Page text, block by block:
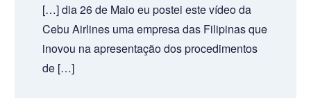
[…] dia 26 de Maio eu postei este vídeo da
Cebu Airlines uma empresa das Filipinas que
inovou na apresentação dos procedimentos
de […]